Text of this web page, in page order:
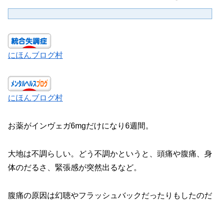
にほんブログ村
にほんブログ村
お薬がインヴェガ6mgだけになり6週間。
大地は不調らしい。どう不調かというと、頭痛や腹痛、身
体のだるさ、緊張感が突然出るなど。
腹痛の原因は幻聴やフラッシュバックだったりもしたのだ